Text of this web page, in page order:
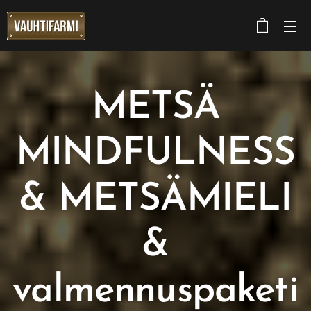
METSÄ
MINDFULNESS
& METSÄMIELI
&
valmennuspaketi